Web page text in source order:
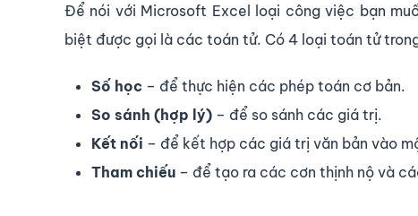
Để nói với Microsoft Excel loại công việc bạn
biệt được gọi là các toán tử. Có 4 loại toán tử
Số học – để thực hiện các phép toán cơ bản.
So sánh (hợp lý) – để so sánh các giá trị.
Kết nối – để kết hợp các giá trị văn bản vào
Tham chiếu – để tạo ra các cơn thịnh nộ và